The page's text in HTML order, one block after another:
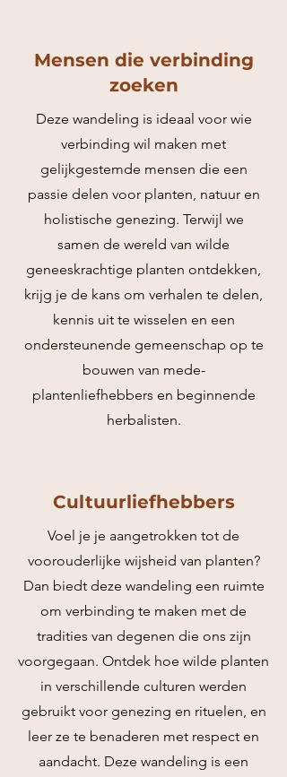
Mensen die verbinding
zoeken
Deze wandeling is ideaal voor wie
verbinding wil maken met
gelijkgestemde mensen die een
passie delen voor planten, natuur en
holistische genezing. Terwijl we
samen de wereld van wilde
geneeskrachtige planten ontdekken,
krijg je de kans om verhalen te delen,
kennis uit te wisselen en een
ondersteunende gemeenschap op te
bouwen van mede-
plantenliefhebbers en beginnende
herbalisten.
Cultuurliefhebbers
Voel je je aangetrokken tot de
voorouderlijke wijsheid van planten?
Dan biedt deze wandeling een ruimte
om verbinding te maken met de
tradities van degenen die ons zijn
voorgegaan. Ontdek hoe wilde planten
in verschillende culturen werden
gebruikt voor genezing en rituelen, en
leer ze te benaderen met respect en
aandacht. Deze wandeling is een